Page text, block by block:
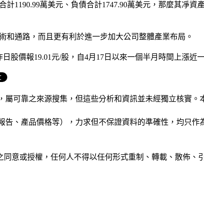
1190.99萬美元、負債合計1747.90萬美元，那麼其凈資
通路，而且更有利於進一步加大公司整體產業布局。
股價報19.01元/股，自4月17日以來一個半月時間上漲近
可靠之來源搜集，但這些分析和資訊並未經獨立核實
、產品價格等），力求但不保證資料的準確性，均只作
同意或授權，任何人不得以任何形式重制、轉載、散佈